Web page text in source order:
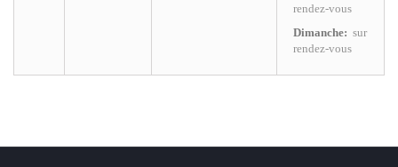
rendez-vous
Dimanche: sur
rendez-vous